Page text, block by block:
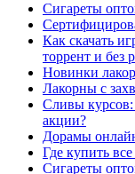
Сигареты
Как скачать
торрент и без
Новинки
Лакорны с
Сливы
акции?
Дорамы
Где купить
Сигареты